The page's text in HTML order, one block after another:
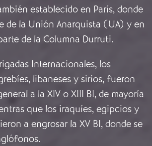
establecido en París, donde
de la Unión Anarquista (UA) y en
de la Columna Durruti.
Internacionales, los
libaneses y sirios, fueron
a la XIV o XIII BI, de mayoría
que los iraquíes, egipcios y
a engrosar la XV BI, donde se